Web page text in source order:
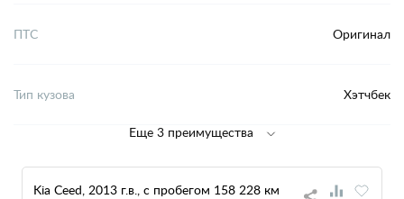
ПТС Оригинал
Тип кузова Хэтчбек
Еще 3 преимущества
Kia Ceed, 2013 г.в., с пробегом 158 228 км